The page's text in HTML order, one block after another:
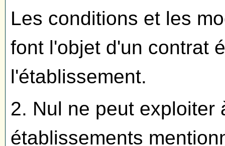
Les conditions et les
font l'objet d'un contrat
l'établissement.
2. Nul ne peut exploiter
établissements